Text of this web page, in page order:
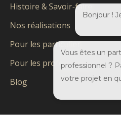
Bonjour !
Vous êtes un
professionnel ?
votre projet en
Histoire & Savoir-faire
Nos réalisations
Pour les particulier
Pour les professionnels
Blog